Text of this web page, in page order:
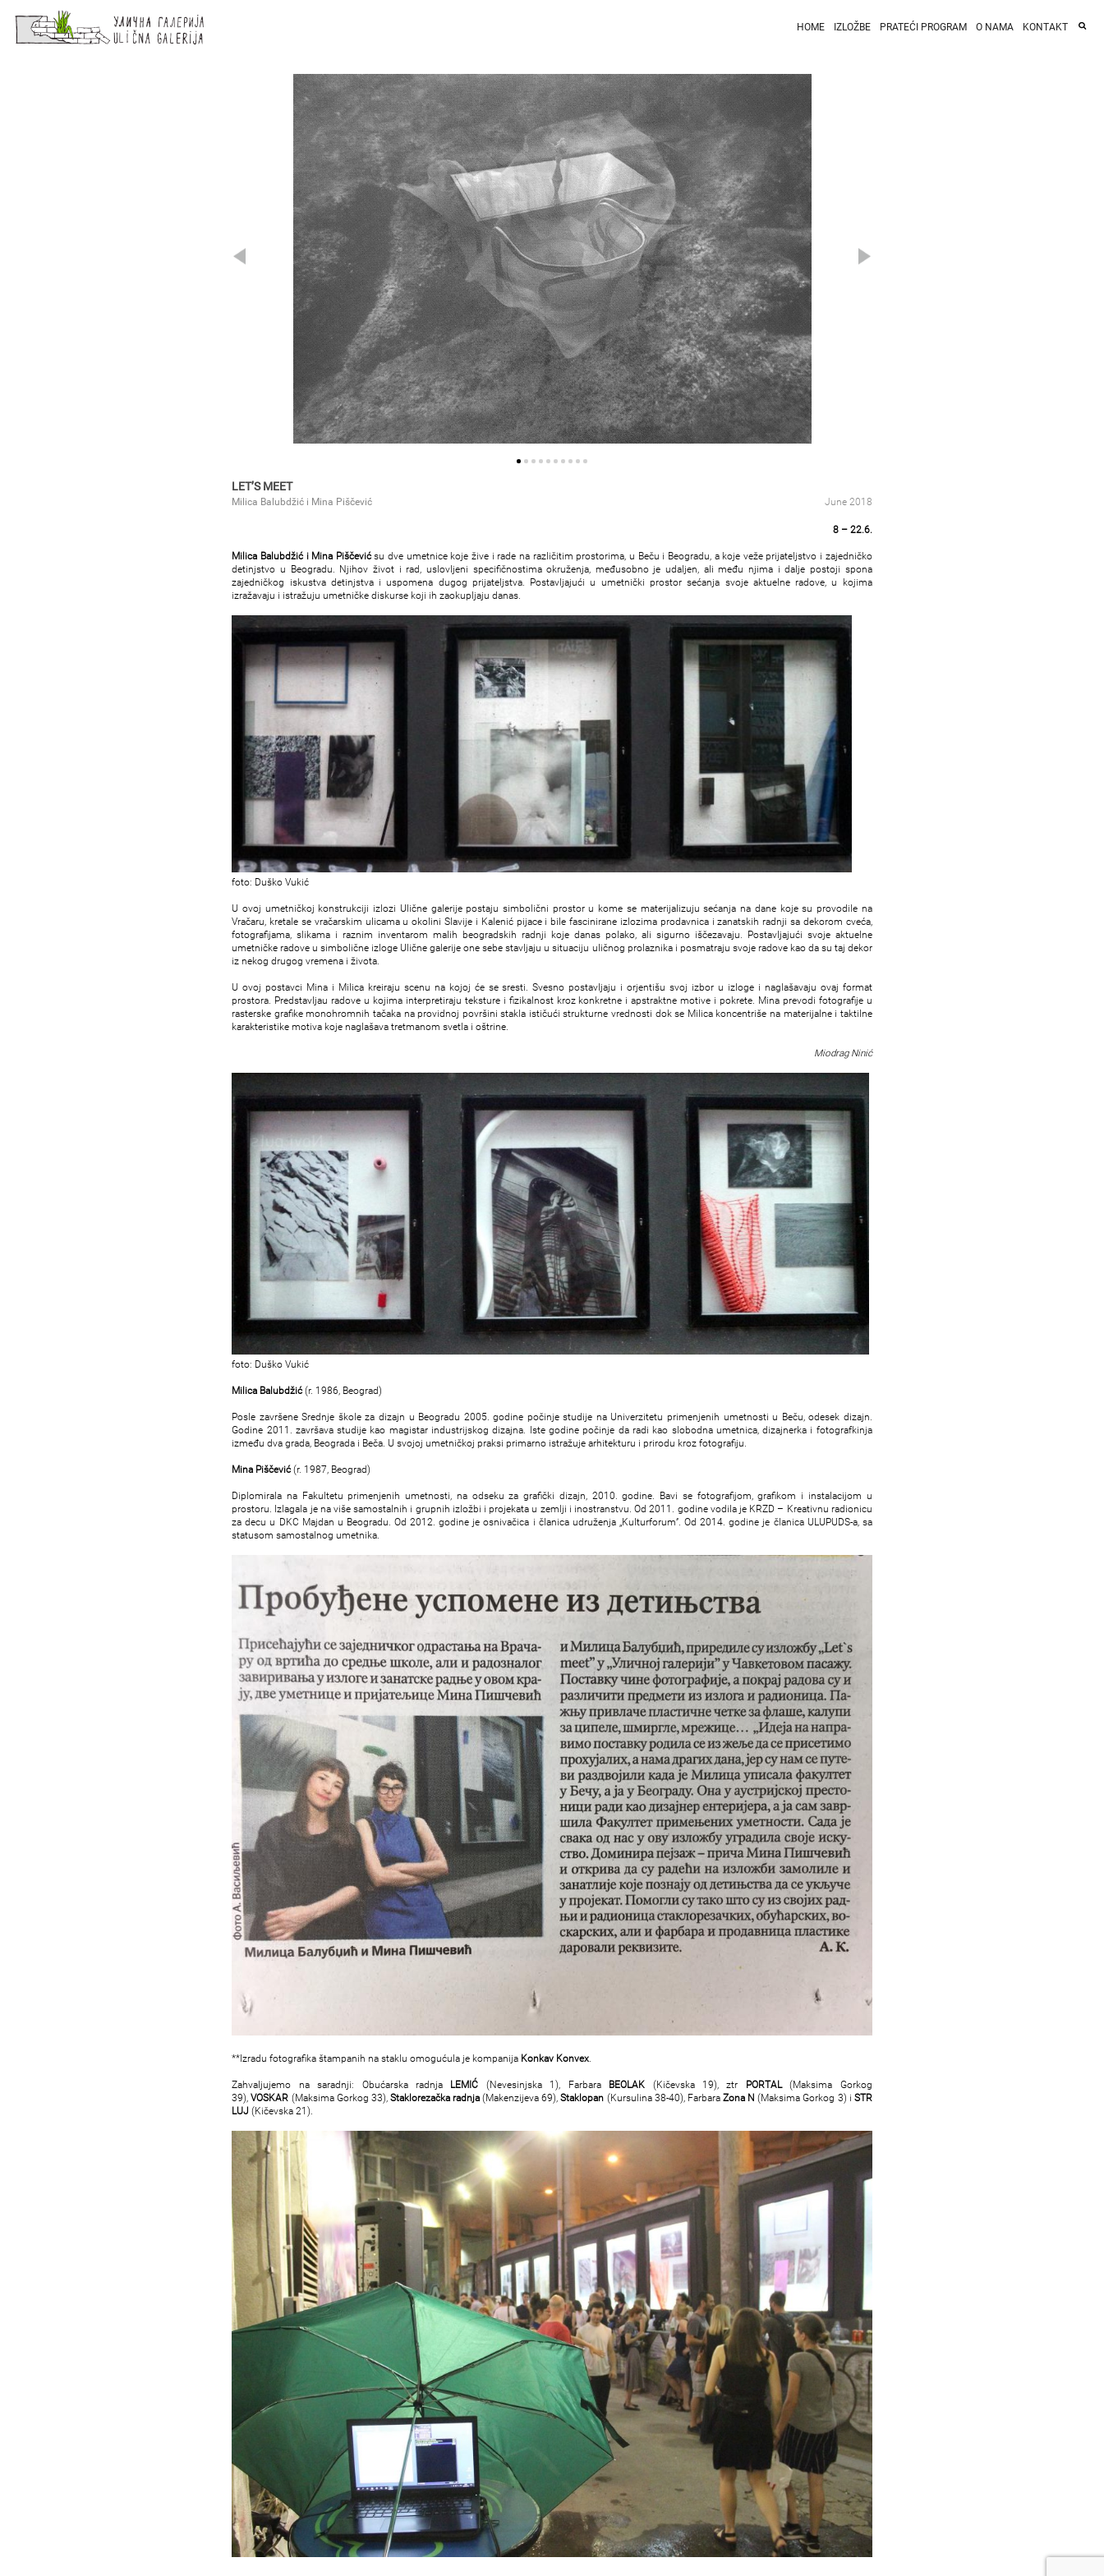
HOME IZLOŽBE PRATEĆI PROGRAM O NAMA KONTAKT
LET’S MEET
Milica Balubdžić i Mina Piščević June 2018
8 – 22.6.
Milica Balubdžić i Mina Piščevićsu dve umetnice koje žive i rade na različitim prostorima, u Beču i Beogradu, a koje veže prijateljstvo i zajedničko
detinjstvo u Beogradu. Njihov život i rad, uslovljeni specifičnostima okruženja, međusobno je udaljen, ali među njima i dalje postoji spona
zajedničkog iskustva detinjstva i uspomena dugog prijateljstva. Postavljajući u umetnički prostor sećanja svoje aktuelne radove, u kojima
izražavaju i istražuju umetničke diskurse koji ih zaokupljaju danas.
foto: Duško Vukić
U ovoj umetničkoj konstrukciji izlozi Ulične galerije postaju simbolični prostor u kome se materijalizuju sećanja na dane koje su provodile na
Vračaru, kretale se vračarskim ulicama u okolini Slavije i Kalenić pijace i bile fascinirane izlozima prodavnica i zanatskih radnji sa dekorom cveća,
fotografijama, slikama i raznim inventarom malih beogradskih radnji koje danas polako, ali sigurno iščezavaju. Postavljajući svoje aktuelne
umetničke radove u simbolične izloge Ulične galerije one sebe stavljaju u situaciju uličnog prolaznika i posmatraju svoje radove kao da su taj dekor
iz nekog drugog vremena i života.
U ovoj postavci Mina i Milica kreiraju scenu na kojoj će se sresti. Svesno postavljaju i orjentišu svoj izbor u izloge i naglašavaju ovaj format
prostora. Predstavljau radove u kojima interpretiraju teksture i fizikalnost kroz konkretne i apstraktne motive i pokrete. Mina prevodi fotografije u
rasterske grafike monohromnih tačaka na providnoj površini stakla ističući strukturne vrednosti dok se Milica koncentriše na materijalne i taktilne
karakteristike motiva koje naglašava tretmanom svetla i oštrine.
Miodrag Ninić
foto: Duško Vukić
Milica Balubdžić (r. 1986, Beograd)
Posle završene Srednje škole za dizajn u Beogradu 2005. godine počinje studije na Univerzitetu primenjenih umetnosti u Beču, odesek dizajn.
Godine 2011. završava studije kao magistar industrijskog dizajna. Iste godine počinje da radi kao slobodna umetnica, dizajnerka i fotografkinja
između dva grada, Beograda i Beča. U svojoj umetničkoj praksi primarno istražuje arhitekturu i prirodu kroz fotografiju.
Mina Piščević (r. 1987, Beograd)
Diplomirаlа nа Fаkultetu primenjenih umetnosti, nа odseku zа grаfički dizаjn, 2010. godine. Bаvi se fotogrаfijom, grafikom i instalacijom u
prostoru. Izlаgаlа je nа više samostalnih i grupnih izložbi i projekata u zemlji i inostranstvu. Od 2011. godine vodila je KRZD – Kreativnu radionicu
za decu u DKC Majdan u Beogradu. Od 2012. godine je osnivačica i članica udruženja „Kulturforum’’. Od 2014. godine je članica ULUPUDS-a, sa
statusom samostalnog umetnika.
**Izradu fotografika štampanih na staklu omogućula je kompanija Konkav Konvex
Zahvaljujemo na saradnji: Obućarska radnja LEMIĆ (Nevesinjska 1), Farbara BEOLAK (Kičevska 19), ztr PORTAL(Maksima Gorkog
39),VOSKAR (Maksima Gorkog 33), Staklorezačka radnja (Makenzijeva 69),Staklopan (Kursulina 38-40), Farbara Zona N (Maksima Gorkog 3) i STR
LUJ (Kičevska 21).